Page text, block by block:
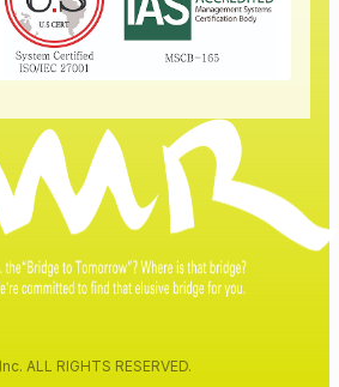
ALL RIGHTS RESERVED.